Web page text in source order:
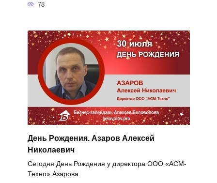
78
День Рождения. Азаров Алексей
Николаевич
Сегодня День Рождения у директора ООО «АСМ-
Техно» Азарова